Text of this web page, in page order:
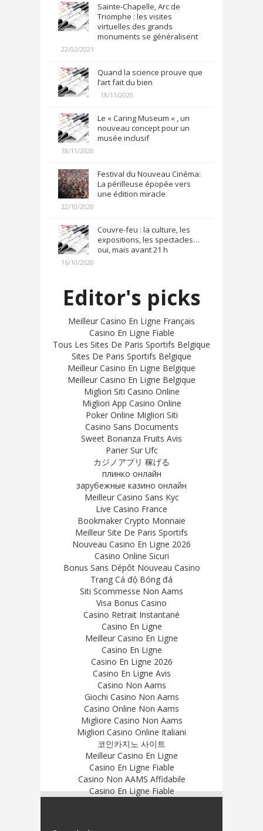
Sainte-Chapelle, Arc de
Triomphe : les visites
virtuelles des grands
monuments se généralisent
22/02/2021
Quand la science prouve que
l’art fait du bien
18/11/2020
Le « Caring Museum « , un
nouveau concept pour un
musée inclusif
18/11/2020
Festival du Nouveau Cinéma:
La périlleuse épopée vers
une édition miracle
22/10/2020
Couvre-feu : la culture, les
expositions, les spectacles…
oui, mais avant 21 h
16/10/2020
Editor's picks
Meilleur Casino En Ligne Français
Casino En Ligne Fiable
Tous Les Sites De Paris Sportifs Belgique
Sites De Paris Sportifs Belgique
Meilleur Casino En Ligne Belgique
Meilleur Casino En Ligne Belgique
Migliori Siti Casino Online
Migliori App Casino Online
Poker Online Migliori Siti
Casino Sans Documents
Sweet Bonanza Fruits Avis
Parier Sur Ufc
カジノアプリ 稼げる
плинко онлайн
зарубежные казино онлайн
Meilleur Casino Sans Kyc
Live Casino France
Bookmaker Crypto Monnaie
Meilleur Site De Paris Sportifs
Nouveau Casino En Ligne 2026
Casino Online Sicuri
Bonus Sans Dépôt Nouveau Casino
Trang Cá độ Bóng đá
Siti Scommesse Non Aams
Visa Bonus Casino
Casino Retrait Instantané
Casino En Ligne
Meilleur Casino En Ligne
Casino En Ligne
Casino En Ligne 2026
Casino En Ligne Avis
Casino Non Aams
Giochi Casino Non Aams
Casino Online Non Aams
Migliore Casino Non Aams
Migliori Casino Online Italiani
코인카지노 사이트
Meilleur Casino En Ligne
Casino En Ligne Fiable
Casino Non AAMS Affidabile
Casino En Ligne Fiable